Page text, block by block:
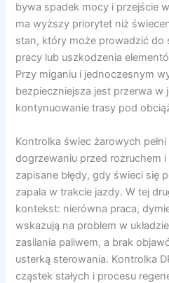
bywa spadek mocy i przejście
ma wyższy priorytet niż
stan, który może prowadzić do
pracy lub uszkodzenia
Przy miganiu i jednoczesnym
bezpieczniejsza jest przerwa w
kontynuowanie trasy pod
Kontrolka świec żarowych
dogrzewaniu przed rozruchem
zapisane błędy, gdy świeci się
zapala w trakcie jazdy. W tej
kontekst: nierówna praca,
wskazują na problem w
zasilania paliwem, a brak
usterką sterowania. Kontrolka
cząstek stałych i procesu